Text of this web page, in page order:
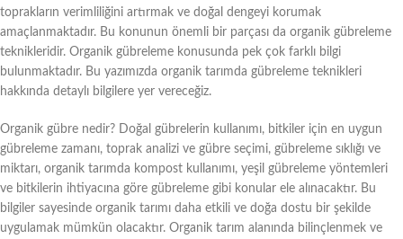
toprakların verimliliğini artırmak ve doğal dengeyi korumak
amaçlanmaktadır. Bu konunun önemli bir parçası da organik gübreleme
teknikleridir. Organik gübreleme konusunda pek çok farklı bilgi
bulunmaktadır. Bu yazımızda organik tarımda gübreleme teknikleri
hakkında detaylı bilgilere yer vereceğiz.
Organik gübre nedir? Doğal gübrelerin kullanımı, bitkiler için en uygun
gübreleme zamanı, toprak analizi ve gübre seçimi, gübreleme sıklığı ve
miktarı, organik tarımda kompost kullanımı, yeşil gübreleme yöntemleri
ve bitkilerin ihtiyacına göre gübreleme gibi konular ele alınacaktır. Bu
bilgiler sayesinde organik tarımı daha etkili ve doğa dostu bir şekilde
uygulamak mümkün olacaktır. Organik tarım alanında bilinçlenmek ve